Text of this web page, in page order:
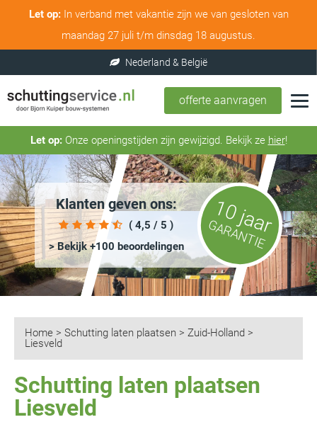
Let op:In verband met vakantie zijn we van gesloten van
maandag 27 juli t/m dinsdag 18 augustus.
offerte aanvragen
Let op:Onze openingstijden zijn gewijzigd. Bekijk ze hier!
Klanten geven ons:
( 4,5 / 5 )
> Bekijk +100 beoordelingen
10 jaar
GARANTIE
Home > Schutting laten plaatsen > Zuid-Holland >
Liesveld
Schutting laten plaatsen
Liesveld